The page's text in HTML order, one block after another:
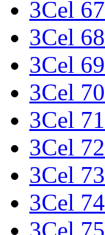
3Cel 67
3Cel 68
3Cel 69
3Cel 70
3Cel 71
3Cel 72
3Cel 73
3Cel 74
3Cel 75